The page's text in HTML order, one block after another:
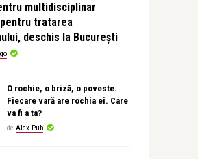
multidisciplinar
tratarea
deschis la București
O rochie, o briză, o poveste.
Fiecare vară are rochia ei. Care
va fi a ta?
de Alex Pub